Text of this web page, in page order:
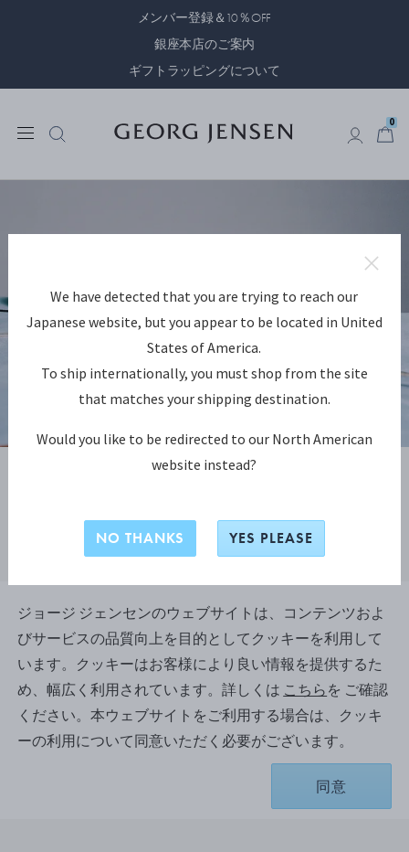
メンバー登録＆10％OFF
銀座本店のご案内
ギフトラッピングについて
0
ジョージ ジェンセン アット プレイ
(Georg Jensen At Play)
見の再解釈を怠らず、常に挑戦を続けながら、謙
虚な姿勢で作品作りに取り組んでいます。コペン
ハーゲンで開催された 3 Days of Design では、その
精神を汲んだアット プレイ (At Play) コレクション
が発表されました。創業時からブランドを支えた
素材を、ゲームや小さな作品を通じて日常に取り
入れた、遊び心あふれる世界が広がります。
ジョージ ジェンセンのウェブサイトは、コンテンツおよ
びサービスの品質向上を目的としてクッキーを利用して
います。クッキーはお客様により良い情報を提供するた
め、幅広く利用されています。詳しくは こちらを ご確認
ください。本ウェブサイトをご利用する場合は、クッキ
ーの利用について同意いただく必要がございます。
同意
We have detected that you are trying to reach our
Japanese website, but you appear to be located in United
States of America.
To ship internationally, you must shop from the site
that matches your shipping destination.
Would you like to be redirected to our North American
website instead?
NO THANKS YES PLEASE